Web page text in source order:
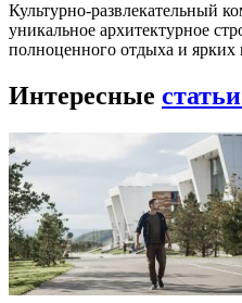
Культурно-развлекательный
уникальное архитектурное
полноценного отдыха и ярких
Интересные